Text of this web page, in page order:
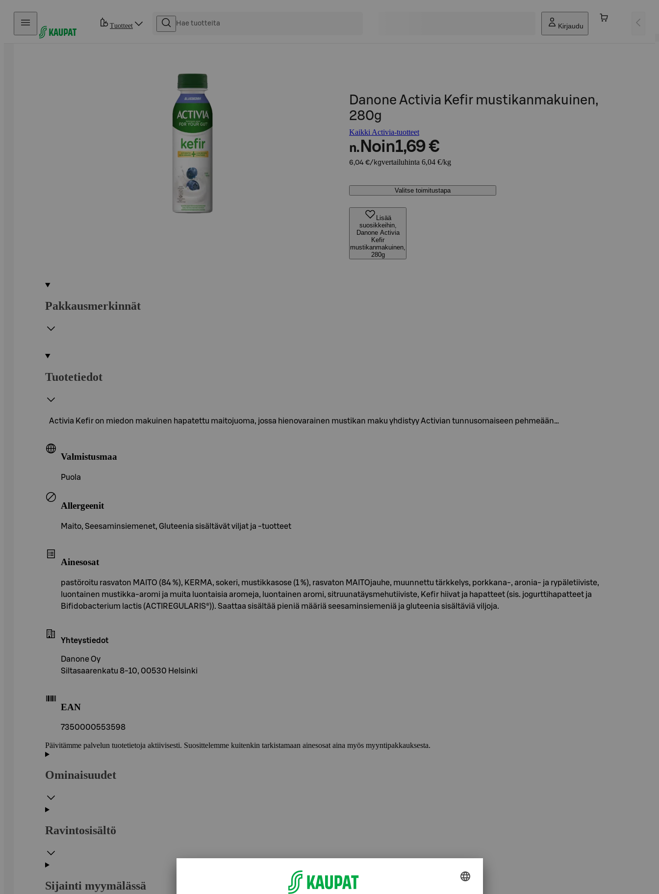
Hyppää sisältöön
Tuotteet Kirjaudu
Danone Activia Kefir mustikanmakuinen,
280g
Kaikki Activia-tuotteet
n. Noin1,69 €
6,04 €/kgvertailuhinta 6,04 €/kg
Valitse toimitustapa
Lisää
suosikkeihin,
Danone Activia
Kefir
mustikanmakuinen,
280g
Pakkausmerkinnät
Tuotetiedot
Activia Kefir on miedon makuinen hapatettu maitojuoma, jossa hienovarainen mustikan maku yhdistyy Activian tunnusomaiseen pehmeään…
Valmistusmaa
Puola
Allergeenit
Maito, Seesaminsiemenet, Gluteenia sisältävät viljat ja -tuotteet
Ainesosat
pastöroitu rasvaton MAITO (84 %), KERMA, sokeri, mustikkasose (1 %), rasvaton MAITOjauhe, muunnettu tärkkelys, porkkana-, aronia- ja rypäletiiviste,
luontainen mustikka-aromi ja muita luontaisia aromeja, luontainen aromi, sitruunatäysmehutiiviste, Kefir hiivat ja hapatteet (sis. jogurttihapatteet ja
Bifidobacterium lactis (ACTIREGULARIS®)). Saattaa sisältää pieniä määriä seesaminsiemeniä ja gluteenia sisältäviä viljoja.
Yhteystiedot
Danone Oy
Siltasaarenkatu 8-10, 00530 Helsinki
EAN
7350000553598
Päivitämme palvelun tuotetietoja aktiivisesti. Suosittelemme kuitenkin tarkistamaan ainesosat aina myös myyntipakkauksesta.
Ominaisuudet
Ravintosisältö
Sijainti myymälässä